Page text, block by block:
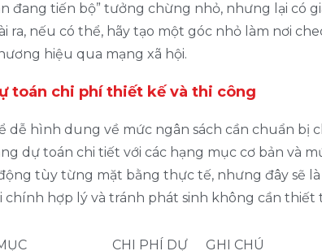
đang tiến bộ” tưởng chừng nhỏ, nhưng lại có
ra, nếu có thể, hãy tạo một góc nhỏ làm nơi
hiệu qua mạng xã hội.
toán chi phí thiết kế và thi công
dễ hình dung về mức ngân sách cần chuẩn bị
dự toán chi tiết với các hạng mục cơ bản và
tùy từng mặt bằng thực tế, nhưng đây sẽ
chính hợp lý và tránh phát sinh không cần
CHI PHÍ DỰ GHI CHÚ